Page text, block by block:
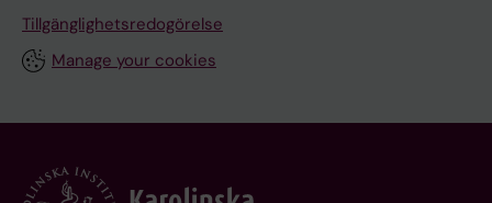
Tillgänglighetsredogörelse
Manage your cookies